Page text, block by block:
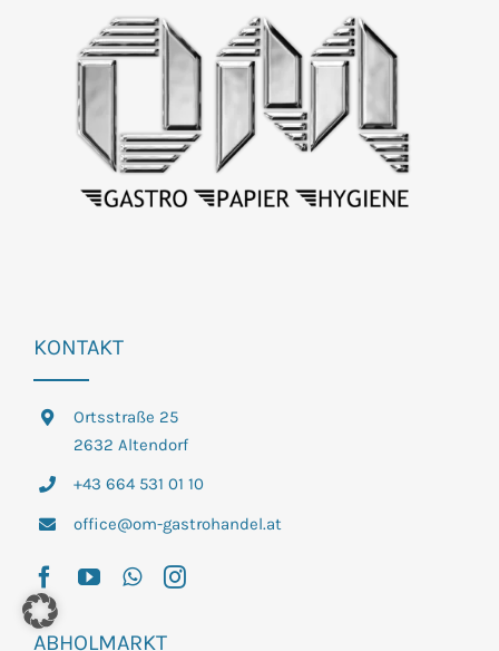
KONTAKT
Ortsstraße 25
2632 Altendorf
+43 664 531 01 10
office@om-gastrohandel.at
ABHOLMARKT